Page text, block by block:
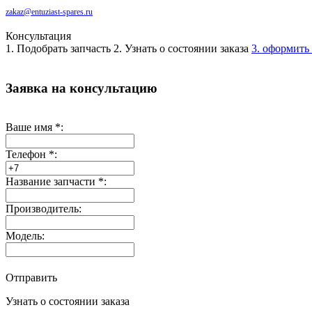
zakaz@entuziast-spares.ru
Консультация
1. Подобрать запчасть 2. Узнать о состоянии заказа 3. оформить
Заявка на консультацию
Ваше имя *:
Телефон *:
Название запчасти *:
Производитель:
Модель:
Отправить
Узнать о состоянии заказа